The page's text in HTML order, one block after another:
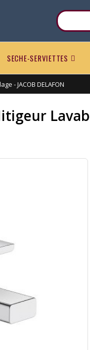
SECHE-SERVIETTES
- JACOB DELAFON